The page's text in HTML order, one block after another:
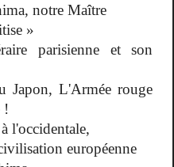
notre Maître
»
parisienne et son
Japon, L'Armée rouge
!
l'occidentale,
européenne